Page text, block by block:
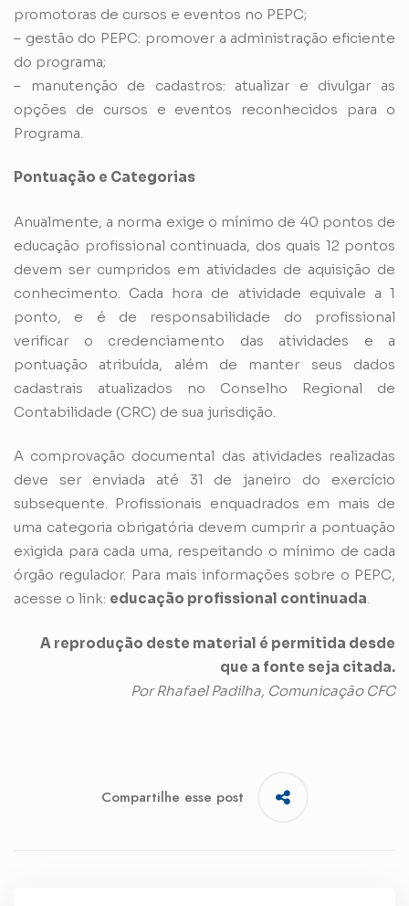
promotoras de cursos e eventos no PEPC;
– gestão do PEPC: promover a administração eficiente
do programa;
– manutenção de cadastros: atualizar e divulgar as
opções de cursos e eventos reconhecidos para o
Programa.
Pontuação e Categorias
Anualmente, a norma exige o mínimo de 40 pontos de
educação profissional continuada, dos quais 12 pontos
devem ser cumpridos em atividades de aquisição de
conhecimento. Cada hora de atividade equivale a 1
ponto, e é de responsabilidade do profissional
verificar o credenciamento das atividades e a
pontuação atribuída, além de manter seus dados
cadastrais atualizados no Conselho Regional de
Contabilidade (CRC) de sua jurisdição.
A comprovação documental das atividades realizadas
deve ser enviada até 31 de janeiro do exercício
subsequente. Profissionais enquadrados em mais de
uma categoria obrigatória devem cumprir a pontuação
exigida para cada uma, respeitando o mínimo de cada
órgão regulador. Para mais informações sobre o PEPC,
acesse o link: educação profissional continuada.
A reprodução deste material é permitida desde
que a fonte seja citada.
Por Rhafael Padilha, Comunicação CFC
Compartilhe esse post